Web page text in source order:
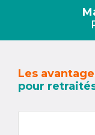
Les
pour